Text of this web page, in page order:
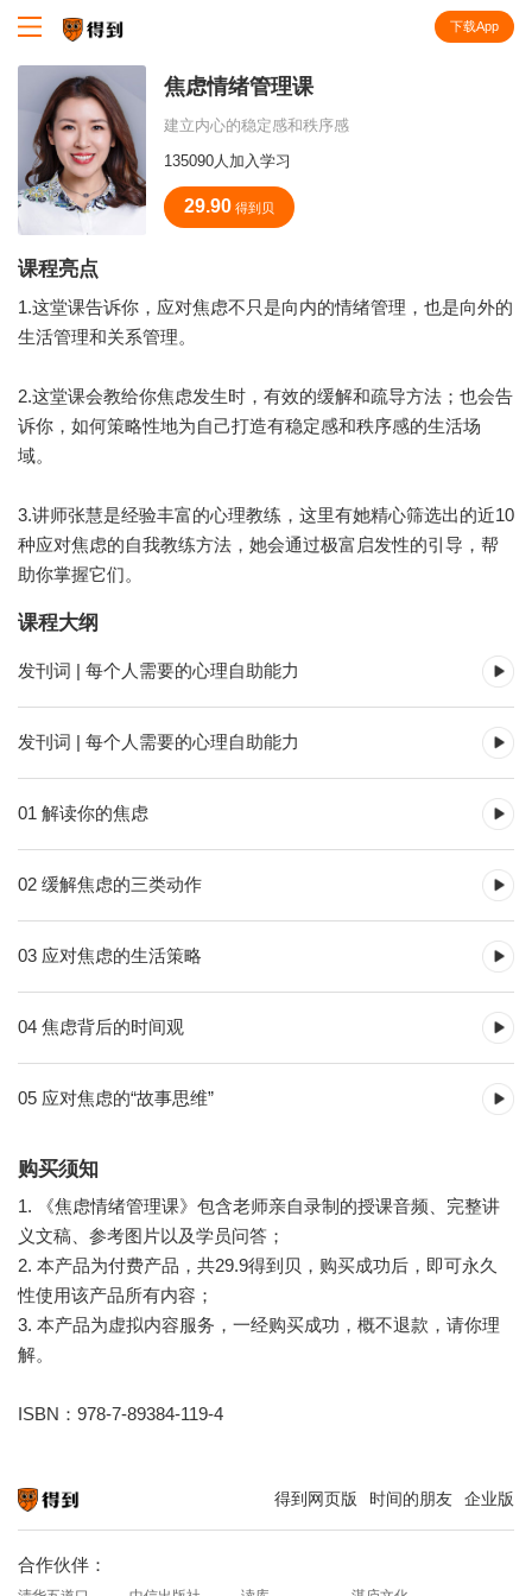
下载App
焦虑情绪管理课
建立内心的稳定感和秩序感
135090人加入学习
29.90 得到贝
课程亮点
1.这堂课告诉你，应对焦虑不只是向内的情绪管理，也是向外的
生活管理和关系管理。
2.这堂课会教给你焦虑发生时，有效的缓解和疏导方法；也会告
诉你，如何策略性地为自己打造有稳定感和秩序感的生活场
域。
3.讲师张慧是经验丰富的心理教练，这里有她精心筛选出的近10
种应对焦虑的自我教练方法，她会通过极富启发性的引导，帮
助你掌握它们。
课程大纲
发刊词 | 每个人需要的心理自助能力
发刊词 | 每个人需要的心理自助能力
01 解读你的焦虑
02 缓解焦虑的三类动作
03 应对焦虑的生活策略
04 焦虑背后的时间观
05 应对焦虑的“故事思维”
购买须知
1. 《焦虑情绪管理课》包含老师亲自录制的授课音频、完整讲
义文稿、参考图片以及学员问答；
2. 本产品为付费产品，共29.9得到贝，购买成功后，即可永久
性使用该产品所有内容；
3. 本产品为虚拟内容服务，一经购买成功，概不退款，请你理
解。
ISBN：978-7-89384-119-4
得到网页版 时间的朋友 企业版
合作伙伴：